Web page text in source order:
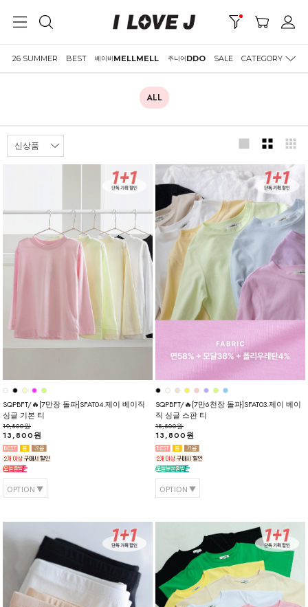
26 SUMMER BEST 베이비MELLMELL 주니어DDO SALE CATEGORY
ALL
SQPBFT/🔥[7만장 돌파]SFAT04.제이 베이직
싱글 기본 티
19,800원
13,800원
OPTION
SQPBFT/🔥[7만6천장 돌파]SFAT03.제이 베이
직 싱글 스판 티
18,800원
13,800원
OPTION